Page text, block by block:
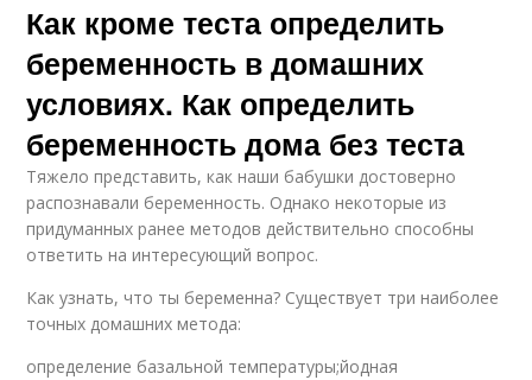
Как кроме теста определить
беременность в домашних
условиях. Как определить
беременность дома без теста
Тяжело представить, как наши бабушки достоверно
распознавали беременность. Однако некоторые из
придуманных ранее методов действительно способны
ответить на интересующий вопрос.
Как узнать, что ты беременна? Существует три наиболее
точных домашних метода:
определение базальной температуры;йодная